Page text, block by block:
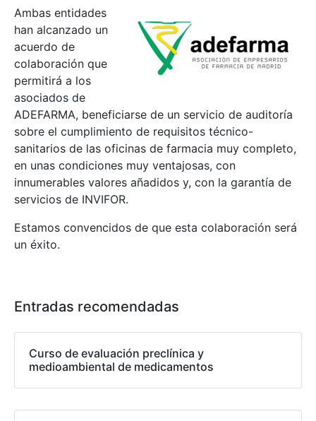
Ambas entidades
han alcanzado un
acuerdo de
colaboración que
permitirá a los
asociados de
ADEFARMA, beneficiarse de un servicio de auditoría
sobre el cumplimiento de requisitos técnico-
sanitarios de las oficinas de farmacia muy completo,
en unas condiciones muy ventajosas, con
innumerables valores añadidos y, con la garantía de
servicios de INVIFOR.
Estamos convencidos de que esta colaboración será
un éxito.
Entradas recomendadas
Curso de evaluación preclínica y
medioambiental de medicamentos